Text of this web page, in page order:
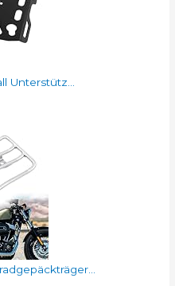
Unterstütz...